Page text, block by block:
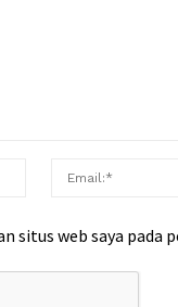
situs web saya